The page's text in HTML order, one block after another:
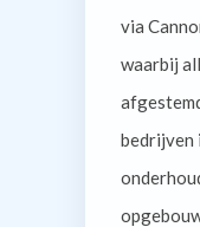
via
waarbij
bedrijven